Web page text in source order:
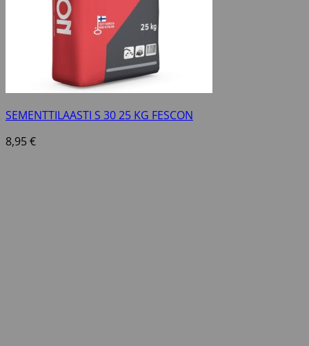
SEMENTTILAASTI S 30 25 KG FESCON
8,95€